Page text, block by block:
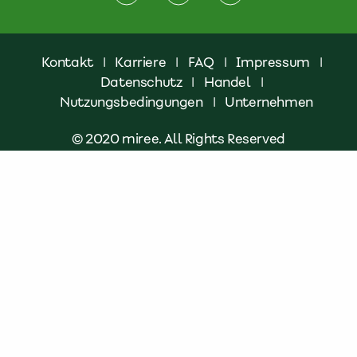
Kontakt | Karriere | FAQ | Impressum
|
Datenschutz | Handel
|
Nutzungsbedingungen
| Unternehmen
© 2020 miree. All Rights Reserved